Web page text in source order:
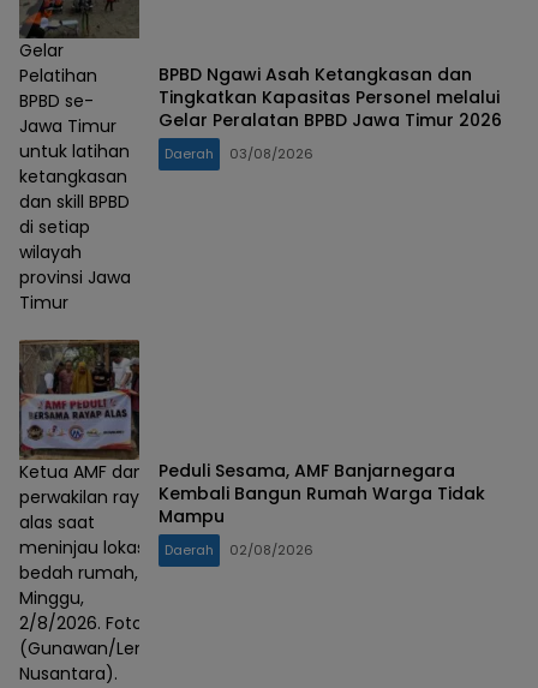
Gelar
Pelatihan
BPBD se-
Jawa Timur
untuk latihan
ketangkasan
dan skill BPBD
di setiap
wilayah
provinsi Jawa
Timur
BPBD Ngawi Asah Ketangkasan dan
Tingkatkan Kapasitas Personel melalui
Gelar Peralatan BPBD Jawa Timur 2026
Daerah 03/08/2026
Ketua AMF dan
perwakilan rayap
alas saat
meninjau lokasi
bedah rumah,
Minggu,
2/8/2026. Foto :
(Gunawan/Lensa
Nusantara).
Peduli Sesama, AMF Banjarnegara
Kembali Bangun Rumah Warga Tidak
Mampu
Daerah 02/08/2026